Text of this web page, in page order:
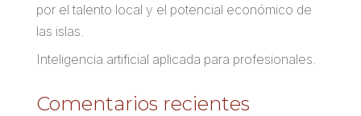
por el talento local y el potencial económico de
las islas.
Inteligencia artificial aplicada para profesionales.
Comentarios recientes